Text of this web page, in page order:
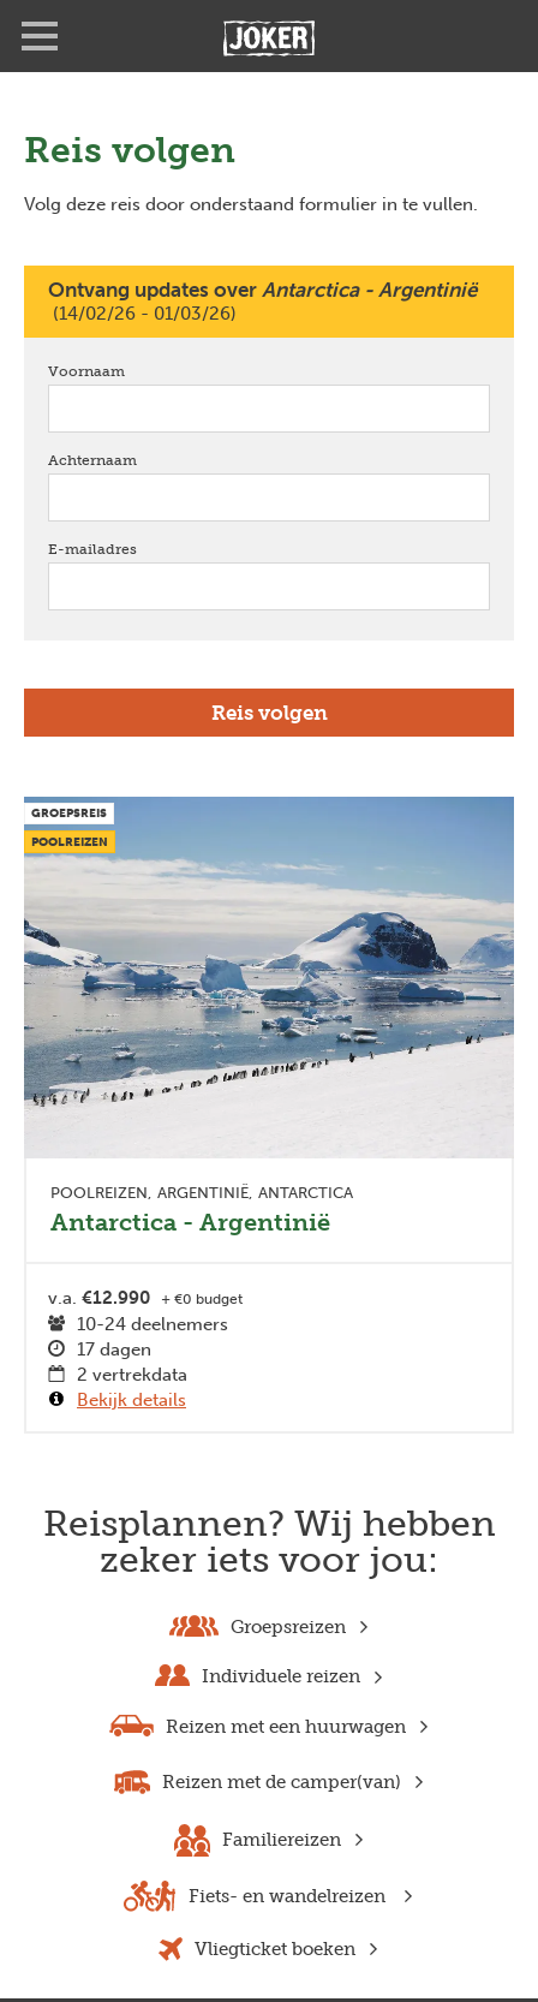
gaanReis volgen
Volg deze reis door onderstaand formulier in te vullen.
Ontvang updates over Antarctica - Argentinië
(14/02/26 - 01/03/26)
Voornaam
Achternaam
E-mailadres
GROEPSREIS
POOLREIZEN
POOLREIZEN ARGENTINIË ANTARCTICA
Antarctica - Argentinië
v.a. €12.990 + €0 budget
10-24 deelnemers
17 dagen
2 vertrekdata
Bekijk details
Reisplannen? Wij hebben
zeker iets voor jou:
Groepsreizen
Individuele reizen
Reizen met een huurwagen
Reizen met de camper(van)
Familiereizen
Fiets- en wandelreizen
Vliegticket boeken